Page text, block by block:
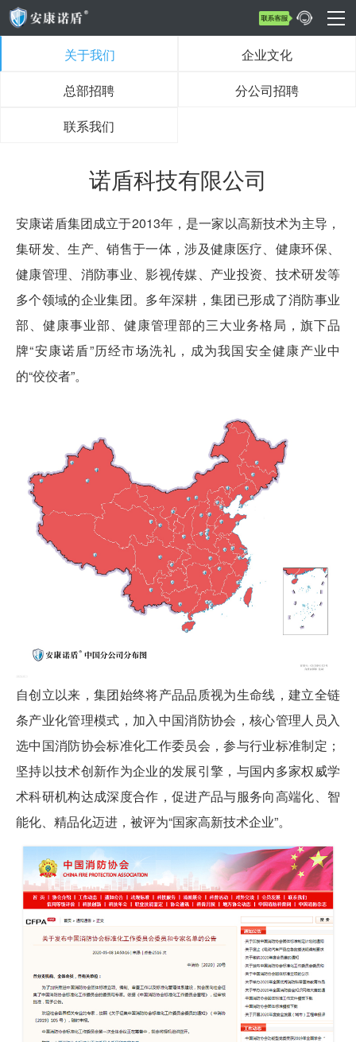
关于我们
企业文化
总部招聘
分公司招聘
联系我们
诺盾科技有限公司
安康诺盾集团成立于2013年，是一家以高新技术为主导，
集研发、生产、销售于一体，涉及健康医疗、健康环保、
健康管理、消防事业、影视传媒、产业投资、技术研发等
多个领域的企业集团。多年深耕，集团已形成了消防事业
部、健康事业部、健康管理部的三大业务格局，旗下品
牌“安康诺盾”历经市场洗礼，成为我国安全健康产业中
的“佼佼者”。
自创立以来，集团始终将产品品质视为生命线，建立全链
条产业化管理模式，加入中国消防协会，核心管理人员入
选中国消防协会标准化工作委员会，参与行业标准制定；
坚持以技术创新作为企业的发展引擎，与国内多家权威学
术科研机构达成深度合作，促进产品与服务向高端化、智
能化、精品化迈进，被评为“国家高新技术企业”。